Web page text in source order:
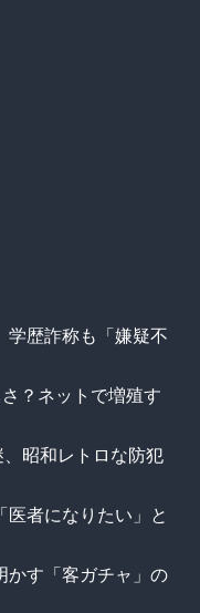
学歴詐称も「嫌疑不
？ネットで増殖す
、昭和レトロな防犯
医者になりたい」と
かす「客ガチャ」の